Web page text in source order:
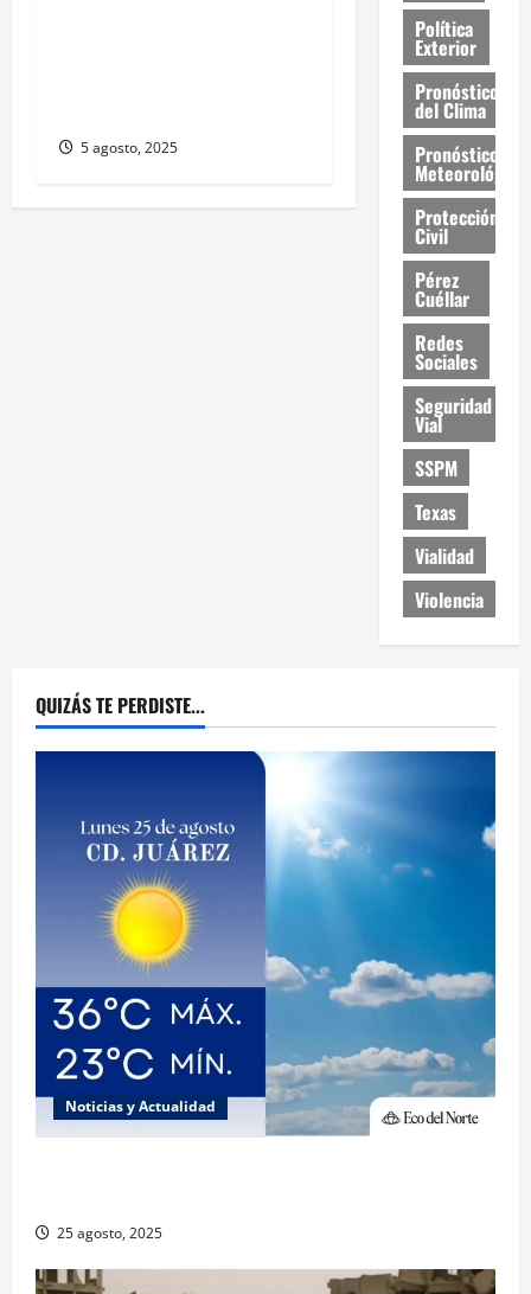
5 agosto, 2025
Política
Exterior
Pronóstico
del Clima
Pronóstico
Meteorológico
Protección
Civil
Pérez
Cuéllar
Redes
Sociales
Seguridad
Vial
SSPM
Texas
Vialidad
Violencia
QUIZÁS TE PERDISTE...
Noticias y Actualidad
25 agosto, 2025